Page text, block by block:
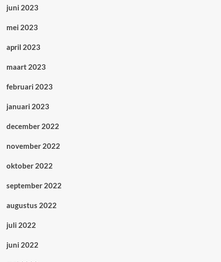
juni 2023
mei 2023
april 2023
maart 2023
februari 2023
januari 2023
december 2022
november 2022
oktober 2022
september 2022
augustus 2022
juli 2022
juni 2022